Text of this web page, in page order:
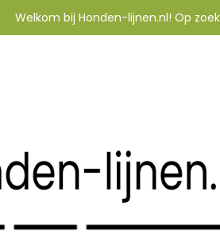
Welkom bij Honden-lijnen.nl! Op